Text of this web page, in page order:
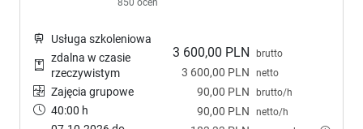
3 600,00 PLN brutto
3 600,00 PLN netto
90,00 PLN brutto/h
90,00 PLN netto/h
Usługa szkoleniowa
zdalna w czasie
rzeczywistym
Zajęcia grupowe
40:00 h